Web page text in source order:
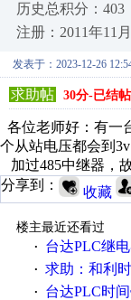
历史总积分：403
注册：2011年11
发表于：2023-12-26
求助帖 30分-已结帖
各位老师好：有一
个从站电压都会到
加过485中继器，
分享到：
收藏
楼主最近还看过
·
台达PLC继
· 求助：和利
· 台达PLC时